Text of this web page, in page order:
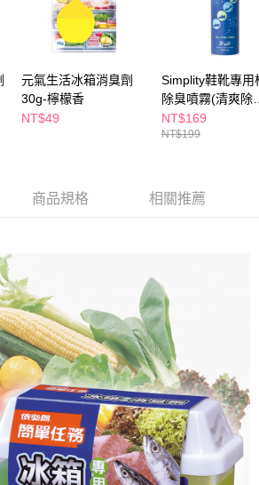
式進行付款，方視為交易完成。
下不需立刻繳費，但若您需要取消訂單，請聯絡
同意取消之訂單仍視為有效，需透過AFTEE先享
先享後付 」之結帳頁面顯示為準，若有關於
消欲退款等相關疑問，請聯繫「AFTEE先享後付
support/home
，請瀏覽以下網址：
」時，將依據個別帳號之用戶狀況，依本公司即
；若仍有額度不足之情形，本公司將視審查結果
或使用他人資訊註冊。若發現惡意使用之情形，
權停止該用戶之使用額度並採取法律行動。
含以上)免運費
含以上)免運費
含以上)免運費
含以上)免運費
庫統一出貨)
含以上)免運費
元氣生活冰箱消臭劑
30g-檸檬香
NT$49
Simplity鞋靴專用
除臭噴霧(清爽除
菌)150ml
NT$169
NT$199
商品規格 相關推薦